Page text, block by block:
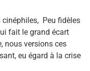
cinéphiles, Peu fidèles
fait le grand écart
nous versions ces
eu égard à la crise